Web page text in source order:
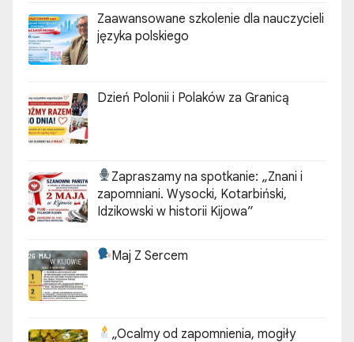
Zaawansowane szkolenie dla nauczycieli
języka polskiego
Dzień Polonii i Polaków za Granicą
Zapraszamy na spotkanie: „Znani i
zapomniani. Wysocki, Kotarbiński,
Idzikowski w historii Kijowa”
Maj Z Sercem
„Ocalmy od zapomnienia, mogiły